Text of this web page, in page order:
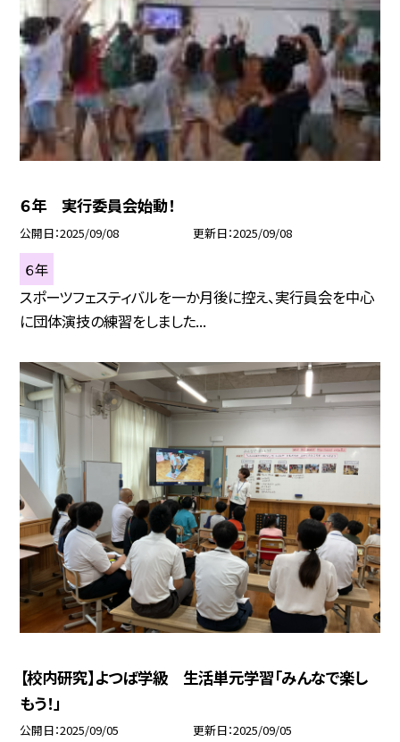
６年 実行委員会始動！
公開日 2025/09/08 更新日 2025/09/08
６年
スポーツフェスティバルを一か月後に控え、実行員会を中心
に団体演技の練習をしました...
【校内研究】よつば学級 生活単元学習「みんなで楽し
もう！」
公開日 2025/09/05 更新日 2025/09/05